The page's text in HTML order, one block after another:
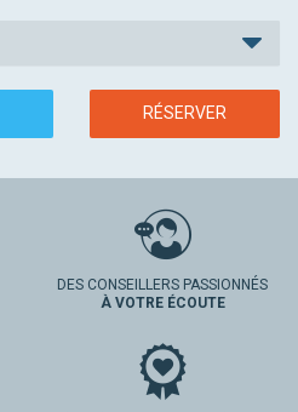
RÉSERVER
DES CONSEILLERS PASSIONNÉS
À VOTRE ÉCOUTE